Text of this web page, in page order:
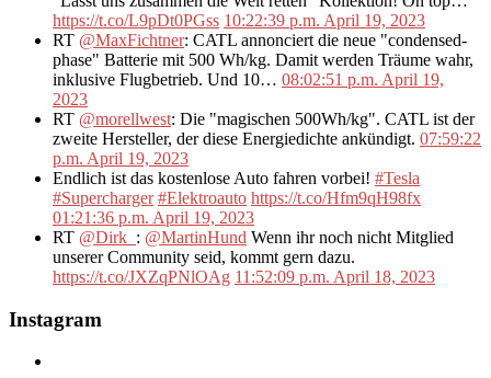
https://t.co/L9pDt0PGss 10:22:39 p.m. April 19, 2023
RT @MaxFichtner: CATL annonciert die neue "condensed-
phase" Batterie mit 500 Wh/kg. Damit werden Träume wahr,
inklusive Flugbetrieb. Und 10… 08:02:51 p.m. April 19,
2023
RT @morellwest: Die "magischen 500Wh/kg". CATL ist der
zweite Hersteller, der diese Energiedichte ankündigt. 07:59:22
p.m. April 19, 2023
Endlich ist das kostenlose Auto fahren vorbei! #Tesla
#Supercharger #Elektroauto https://t.co/Hfm9qH98fx
01:21:36 p.m. April 19, 2023
RT @Dirk_ : @MartinHund Wenn ihr noch nicht Mitglied
unserer Community seid, kommt gern dazu.
https://t.co/JXZqPNlOAg 11:52:09 p.m. April 18, 2023
Instagram